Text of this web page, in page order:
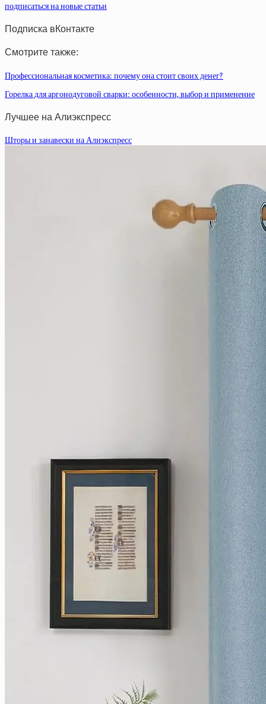
подписаться на новые статьи
Подписка вКонтакте
Смотрите также:
Профессиональная косметика: почему она стоит своих денег?
Горелка для аргонодуговой сварки: особенности, выбор и применение
Лучшее на Алиэкспресс
Шторы и занавески на Алиэкспресс